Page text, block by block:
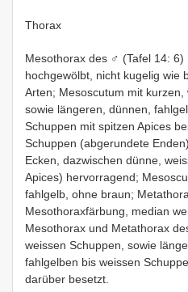
Thorax
Mesothorax des ♂ (Tafel 14: 6)
hochgewölbt, nicht kugelig wie
Arten; Mesoscutum mit kurzen,
sowie längeren, dünnen,
Schuppen mit spitzen Apices
Schuppen (abgerundete
Ecken, dazwischen dünne,
Apices) hervorragend;
fahlgelb, ohne braun;
Mesothoraxfärbung, median
Mesothorax und Metathorax
weissen Schuppen, sowie
fahlgelben bis weissen
darüber besetzt.